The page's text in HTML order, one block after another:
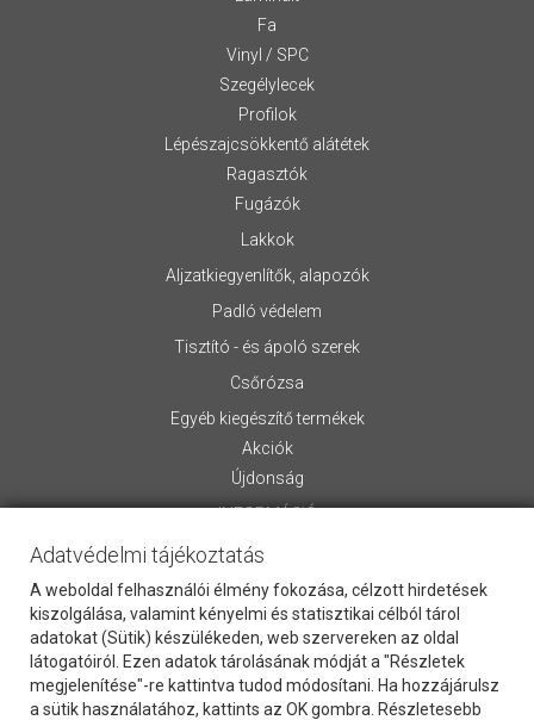
Fa
Vinyl / SPC
Szegélylecek
Profilok
Lépészajcsökkentő alátétek
Ragasztók
Fugázók
Lakkok
Aljzatkiegyenlítők, alapozók
Padló védelem
Tisztító - és ápoló szerek
Csőrózsa
Egyéb kiegészítő termékek
Akciók
Újdonság
INFORMÁCIÓ
Rólunk
Általános Szerződési Feltételek
Szállítási információk
Letölthető anyagok
Kapcsolat
Vevőszolgálat
Adatvédelmi tájékoztatás
A weboldal felhasználói élmény fokozása, célzott hirdetések
kiszolgálása, valamint kényelmi és statisztikai célból tárol
adatokat (Sütik) készülékeden, web szervereken az oldal
látogatóiról. Ezen adatok tárolásának módját a "Részletek
megjelenítése"-re kattintva tudod módosítani. Ha hozzájárulsz
a sütik használatához, kattints az OK gombra. Részletesebb